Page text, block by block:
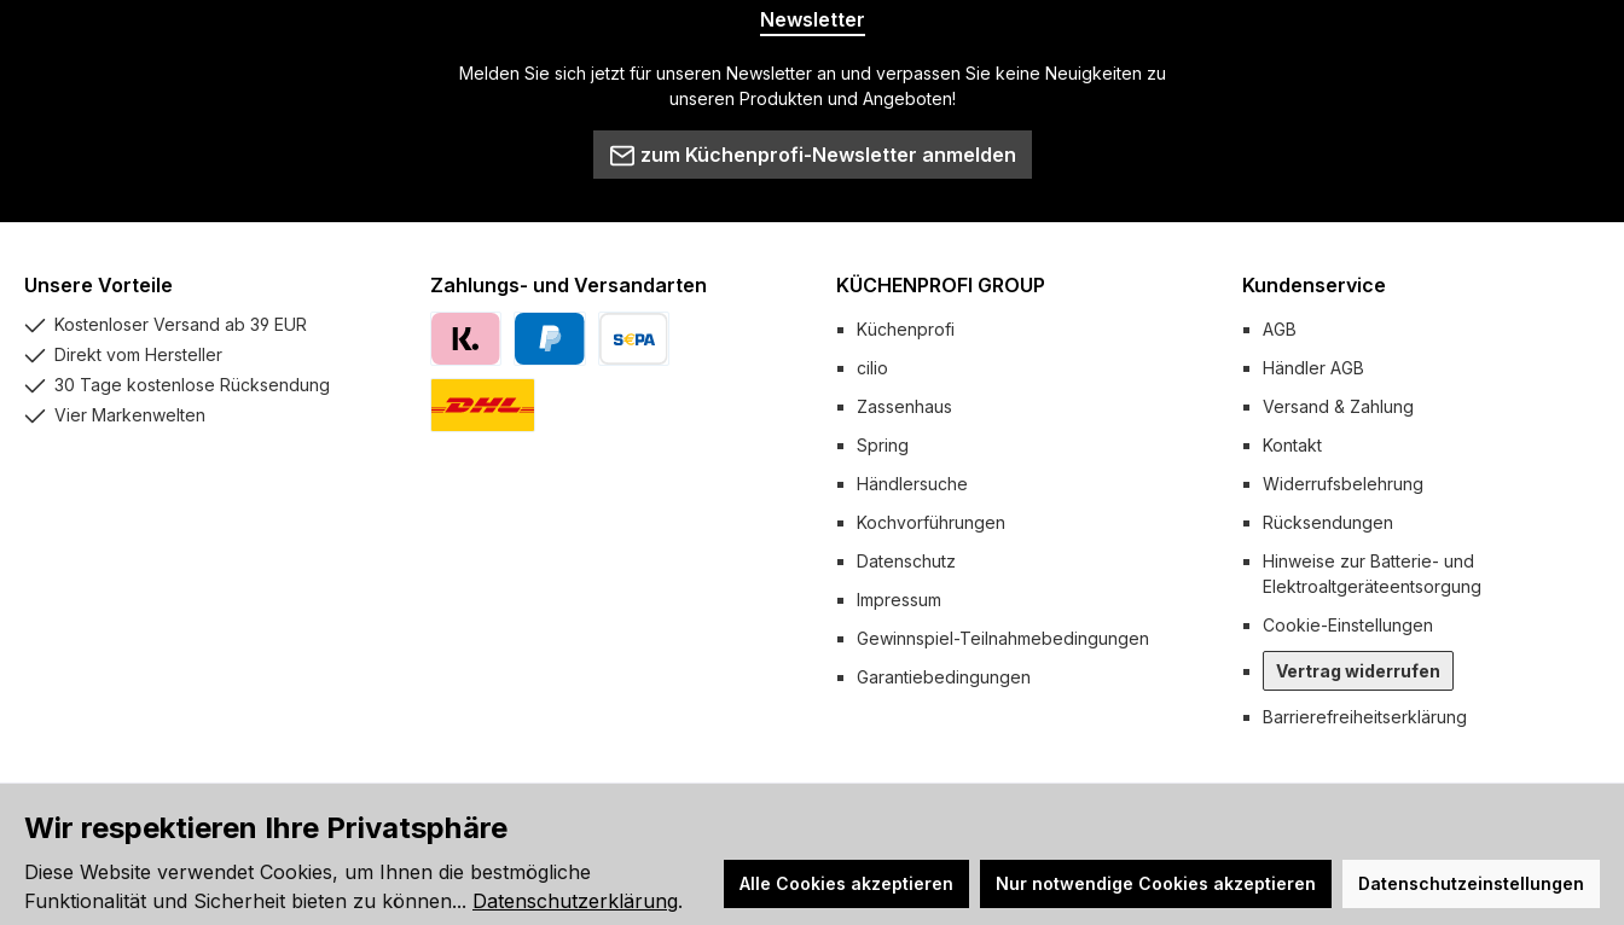
Newsletter
Melden Sie sich jetzt für unseren Newsletter an und verpassen Sie keine Neuigkeiten zu
unseren Produkten und Angeboten!
zum Küchenprofi-Newsletter anmelden
Unsere Vorteile
Kostenloser Versand ab 39 EUR
Direkt vom Hersteller
30 Tage kostenlose Rücksendung
Vier Markenwelten
Zahlungs- und Versandarten
PayPal
Klarna
KÜCHENPROFI GROUP
Küchenprofi
cilio
Zassenhaus
Spring
Händlersuche
Kochvorführungen
Datenschutz
Impressum
Gewinnspiel-Teilnahmebedingungen
Garantiebedingungen
Kundenservice
AGB
Händler AGB
Versand & Zahlung
Kontakt
Widerrufsbelehrung
Rücksendungen
Hinweise zur Batterie- und
Elektroaltgeräteentsorgung
Cookie-Einstellungen
Vertrag widerrufen
Barrierefreiheitserklärung
Alle Preise inkl. gesetzl. Mehrwertsteuer zzgl. Versandkostenund ggf. Nachnahmegebühren, wenn nicht anders angegeben.
© 2026 Küchenprofi Group Online-Shop - Alle Rechte vorbehalten.
Werkzeugleiste anzeigen
Wir respektieren Ihre Privatsphäre
Diese Website verwendet Cookies, um Ihnen die bestmögliche
Funktionalität und Sicherheit bieten zu können... Datenschutzerklärung.
Alle Cookies akzeptieren Nur notwendige Cookies akzeptieren Datenschutzeinstellungen